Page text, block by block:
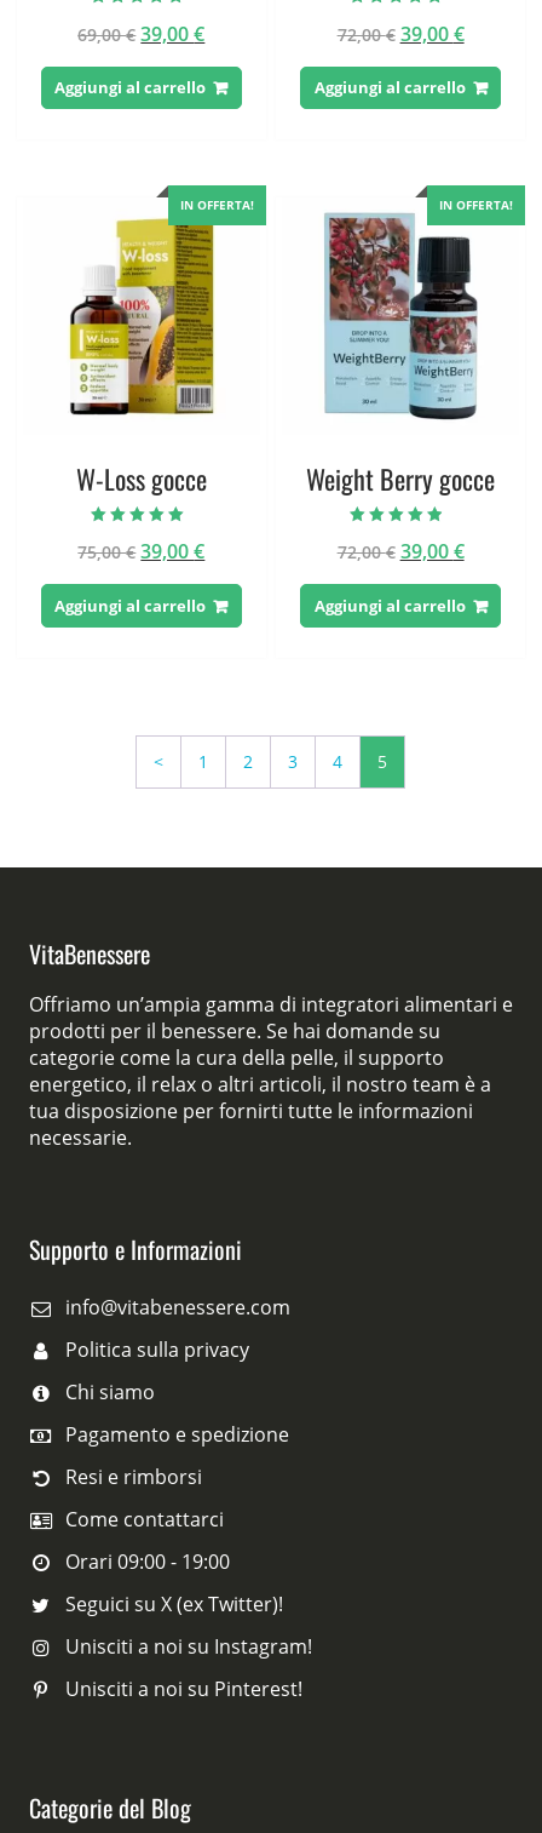
4.71
su 5
69,00€Il
originale
era:
39,00€Il
attuale
è:
Aggiungi al carrello
4.80
su 5
72,00€ Il
originale
era:
39,00€Il
attuale
è:
Aggiungi al carrello
IN OFFERTA!
W-Loss gocce
4.57
su 5
75,00€Il
prezzo
originale
era:
39,00€Il
prezzo
attuale
è:
Aggiungi al carrello
IN OFFERTA!
Weight Berry gocce
4.50
su 5
72,00€ Il
prezzo
originale
era:
39,00€Il
prezzo
attuale
è:
Aggiungi al carrello
< 1 2 3 4 5
VitaBenessere
Offriamo un’ampia gamma di integratori alimentari e
prodotti per il benessere. Se hai domande su
categorie come la cura della pelle, il supporto
energetico, il relax o altri articoli, il nostro team è a
tua disposizione per fornirti tutte le informazioni
necessarie.
Supporto e Informazioni
info@vitabenessere.com
Politica sulla privacy
Chi siamo
Pagamento e spedizione
Resi e rimborsi
Come contattarci
Orari 09:00 - 19:00
Seguici su X (ex Twitter)!
Unisciti a noi su Instagram!
Unisciti a noi su Pinterest!
Categorie del Blog